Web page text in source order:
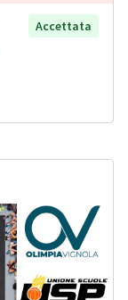
Accettata